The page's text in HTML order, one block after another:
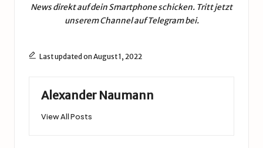
Newsdirekt auf dein Smartphone schicken. Tritt jetzt
unseremChannel auf Telegrambei.
Last updated on August 1, 2022
Alexander Naumann
View All Posts